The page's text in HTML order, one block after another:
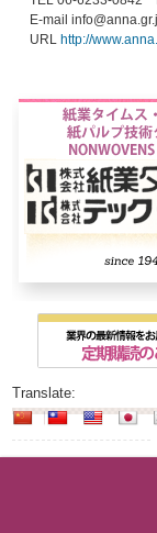
E-mail
URL http://
Translate: